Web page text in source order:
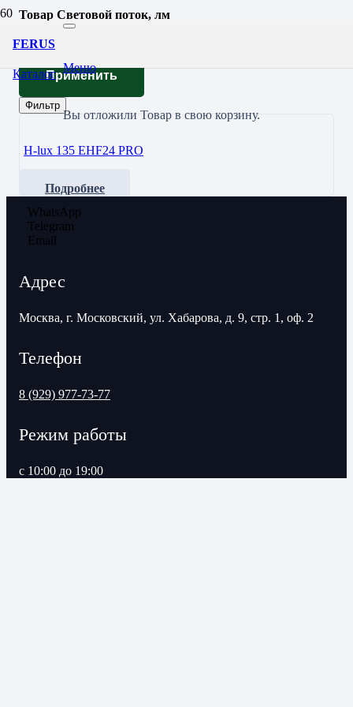
FERUS
Меню
Вы отложили Товарв свою корзину.
Каталог
Товар Световой поток, лм
Применить
Фильтр
H-lux 135 EHF24 PRO
Подробнее
WhatsApp
Telegram
Email
Адрес
Москва, г. Московский, ул. Хабарова, д. 9, стр. 1, оф. 2
Телефон
8 (929) 977-73-77
Режим работы
с 10:00 до 19:00